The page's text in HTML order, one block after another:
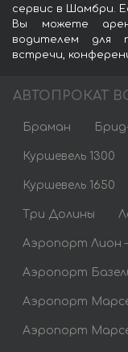
сервис в Шамбри.
Вы можете
водителем для
встречи,
АВТОПРОКАТ
Браман
Куршевель 1300
Куршевель 1650
Три Долины
Аэропорт Лион
Аэропорт
Аэропорт
Аэропорт